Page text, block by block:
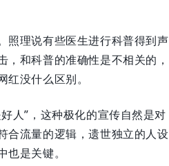
照理说有些医生进行科普得到声
和科普的准确性是不相关的，
没什么区别。
人”，这种极化的宣传自然是对
合流量的逻辑，遗世独立的人设
是关键。